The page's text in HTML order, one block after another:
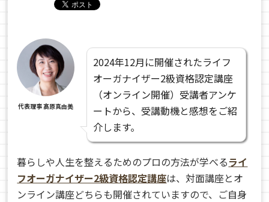
代表理事 髙原真由美
2024年12月に開催されたライフ
オーガナイザー2級資格認定講座
（オンライン開催）受講者アンケ
ートから、受講動機と感想をご紹
介します。
暮らしや人生を整えるためのプロの方法が学べるライ
フオーガナイザー2級資格認定講座は、対面講座とオ
ンライン講座どちらも開催されていますので、ご自身